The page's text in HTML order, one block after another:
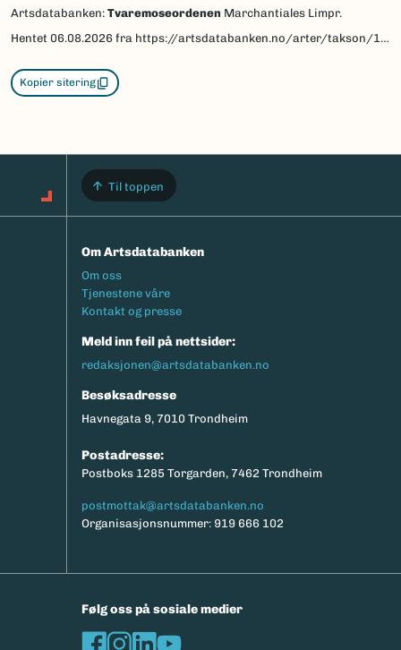
Artsdatabanken: Tvaremoseordenen Marchantiales Limpr.
Hentet 06.08.2026 fra https://artsdatabanken.no/arter/takson/114476
Kopier sitering
Til toppen
Om Artsdatabanken
Footermeny
Om oss
Tjenestene våre
Kontakt og presse
Meld inn feil på nettsider:
redaksjonen@artsdatabanken.no
Besøksadresse
Havnegata 9, 7010 Trondheim
Postadresse:
Postboks 1285 Torgarden, 7462 Trondheim
postmottak@artsdatabanken.no
Organisasjonsnummer: 919 666 102
Følg oss på sosiale medier